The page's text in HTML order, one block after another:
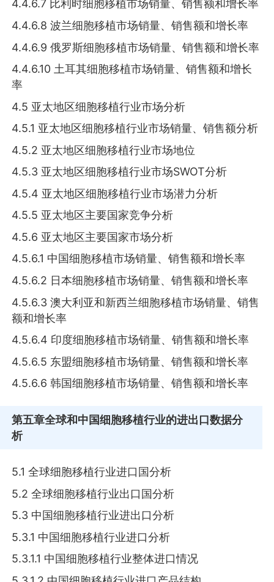
4.4.6.7 比利时细胞移植市场销量、销售额和增长率
4.4.6.8 波兰细胞移植市场销量、销售额和增长率
4.4.6.9 俄罗斯细胞移植市场销量、销售额和增长率
4.4.6.10 土耳其细胞移植市场销量、销售额和增长
率
4.5 亚太地区细胞移植行业市场分析
4.5.1 亚太地区细胞移植行业市场销量、销售额分析
4.5.2 亚太地区细胞移植行业市场地位
4.5.3 亚太地区细胞移植行业市场SWOT分析
4.5.4 亚太地区细胞移植行业市场潜力分析
4.5.5 亚太地区主要国家竞争分析
4.5.6 亚太地区主要国家市场分析
4.5.6.1 中国细胞移植市场销量、销售额和增长率
4.5.6.2 日本细胞移植市场销量、销售额和增长率
4.5.6.3 澳大利亚和新西兰细胞移植市场销量、销售
额和增长率
4.5.6.4 印度细胞移植市场销量、销售额和增长率
4.5.6.5 东盟细胞移植市场销量、销售额和增长率
4.5.6.6 韩国细胞移植市场销量、销售额和增长率
第五章全球和中国细胞移植行业的进出口数据分
析
5.1 全球细胞移植行业进口国分析
5.2 全球细胞移植行业出口国分析
5.3 中国细胞移植行业进出口分析
5.3.1 中国细胞移植行业进口分析
5.3.1.1 中国细胞移植行业整体进口情况